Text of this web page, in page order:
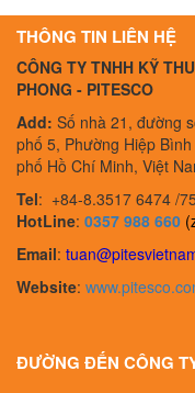
THÔNG TIN LIÊN HỆ
CÔNG TY TNHH KỸ
PHONG - PITESCO
Add: Số nhà 21, đường
phố 5, Phường Hiệp
phố Hồ Chí Minh, Việt
Tel: +84-8.3517 6474 /
HotLine: 0357 988 660
Email:
Website:
ĐƯỜNG ĐẾN CÔNG